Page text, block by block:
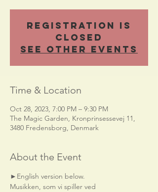
Registration is
Closed
See other events
Time & Location
Oct 28, 2023, 7:00 PM – 9:30 PM
The Magic Garden, Kronprinsessevej 11,
3480 Fredensborg, Denmark
About the Event
►English version below.
Musikken, som vi spiller ved